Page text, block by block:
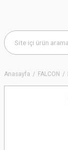
Anasayfa FALCON